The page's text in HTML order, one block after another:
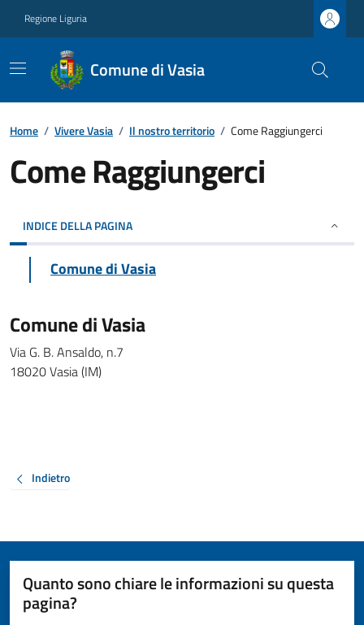
Regione Liguria
Comune di Vasia
Home / Vivere Vasia / Il nostro territorio / Come Raggiungerci
Come Raggiungerci
INDICE DELLA PAGINA
Comune di Vasia
Comune di Vasia
Via G. B. Ansaldo, n.7
18020 Vasia (IM)
Indietro
Quanto sono chiare le informazioni su questa
pagina?